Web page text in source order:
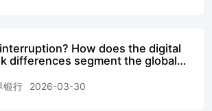
How does the digital
differences segment the global
银行 2026-03-30